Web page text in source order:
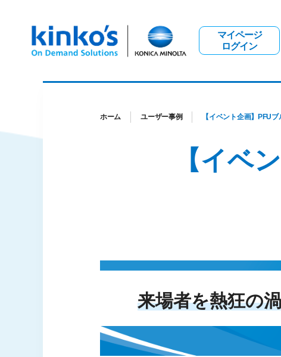
マイページ
ログイン
ホーム ユーザー事例 【イベント企画】PFU
【イベ
来場者を熱狂の